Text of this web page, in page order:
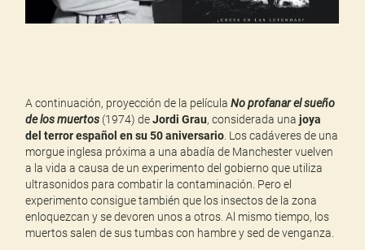
A continuación, proyección de la películaNo profanar el sueño
de los muertos (1974) deJordi Grau, considerada una joya
del terror español en su 50 aniversario . Los cadáveres de una
morgue inglesa próxima a una abadía de Manchester vuelven
a la vida a causa de un experimento del gobierno que utiliza
ultrasonidos para combatir la contaminación. Pero el
experimento consigue también que los insectos de la zona
enloquezcan y se devoren unos a otros. Al mismo tiempo, los
muertos salen de sus tumbas con hambre y sed de venganza.